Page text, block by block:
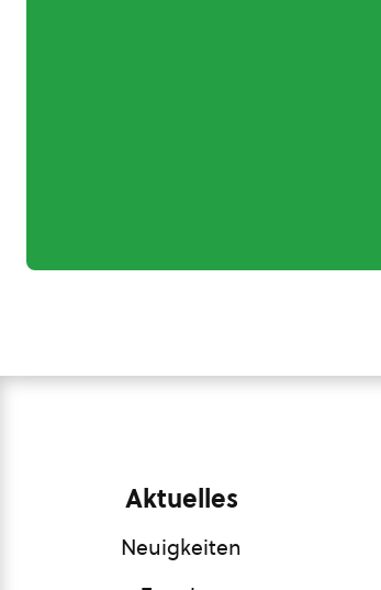
Aktuelles
Neuigkeiten